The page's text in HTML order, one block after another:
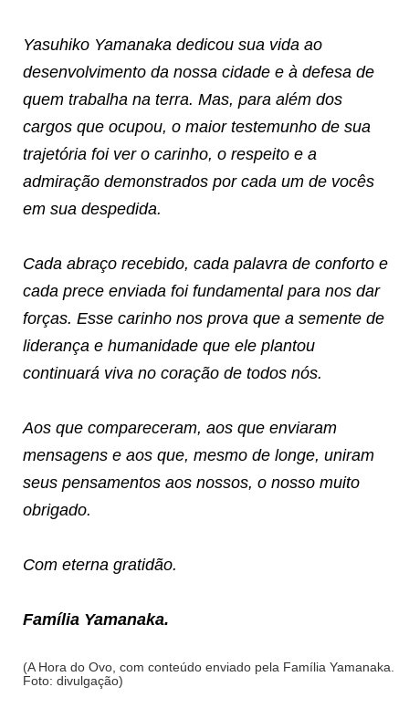
Yasuhiko Yamanaka dedicou sua vida ao
desenvolvimento da nossa cidade e à defesa de
quem trabalha na terra. Mas, para além dos
cargos que ocupou, o maior testemunho de sua
trajetória foi ver o carinho, o respeito e a
admiração demonstrados por cada um de vocês
em sua despedida.
Cada abraço recebido, cada palavra de conforto e
cada prece enviada foi fundamental para nos dar
forças. Esse carinho nos prova que a semente de
liderança e humanidade que ele plantou
continuará viva no coração de todos nós.
Aos que compareceram, aos que enviaram
mensagens e aos que, mesmo de longe, uniram
seus pensamentos aos nossos, o nosso muito
obrigado.
Com eterna gratidão.
Família Yamanaka.
(A Hora do Ovo, com conteúdo enviado pela Família Yamanaka.
Foto: divulgação)